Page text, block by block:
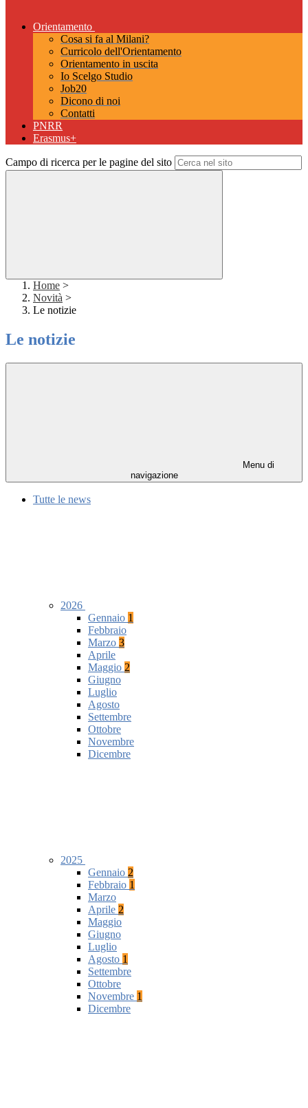
Orientamento
Cosa si fa al Milani?
Curricolo dell'Orientamento
Orientamento in uscita
Io Scelgo Studio
Job20
Dicono di noi
Contatti
PNRR
Erasmus+
Campo di ricerca per le pagine del sito
Home >
Novità >
Le notizie
Le notizie
Menu di
navigazione
Tutte le news
2026
Gennaio 1
Febbraio
Marzo 3
Aprile
Maggio 2
Giugno
Luglio
Agosto
Settembre
Ottobre
Novembre
Dicembre
2025
Gennaio 2
Febbraio 1
Marzo
Aprile 2
Maggio
Giugno
Luglio
Agosto 1
Settembre
Ottobre
Novembre 1
Dicembre